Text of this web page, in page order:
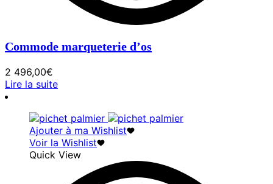
Commode marqueterie d’os
2 496,00€
Lire la suite
Ajouter à ma Wishlist
Voir la Wishlist
Quick View